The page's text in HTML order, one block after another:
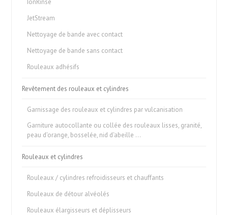
IonRinse
JetStream
Nettoyage de bande avec contact
Nettoyage de bande sans contact
Rouleaux adhésifs
Revêtement des rouleaux et cylindres
Garnissage des rouleaux et cylindres par vulcanisation
Garniture autocollante ou collée des rouleaux lisses, granité,
peau d'orange, bosselée, nid d'abeille …
Rouleaux et cylindres
Rouleaux / cylindres refroidisseurs et chauffants
Rouleaux de détour alvéolés
Rouleaux élargisseurs et déplisseurs